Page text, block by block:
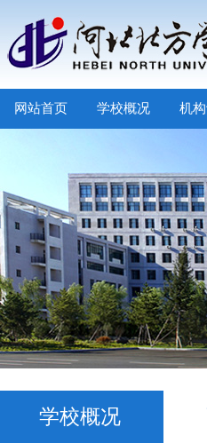
网站首页 学校概况 机
学校概况